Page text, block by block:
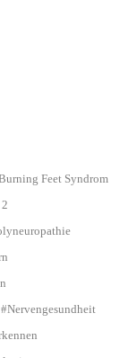
Feet Syndrom
Nervengesundheit